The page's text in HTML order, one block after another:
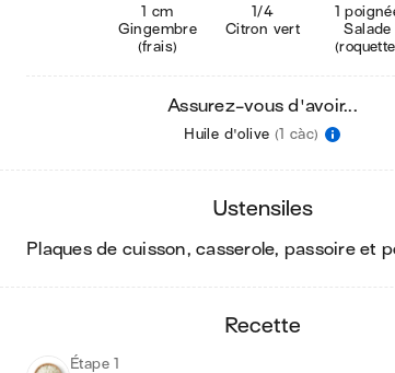
1 cm
Gingembre
(frais)
1/4
Citron vert
1
Salade
Assurez-vous d'avoir...
Huile d'olive (1 càc)
ustensiles
plaques de cuisson, casserole, passoire et
recette
Étape 1